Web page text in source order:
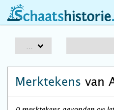
schaatshistorie.nl
Merktekens van